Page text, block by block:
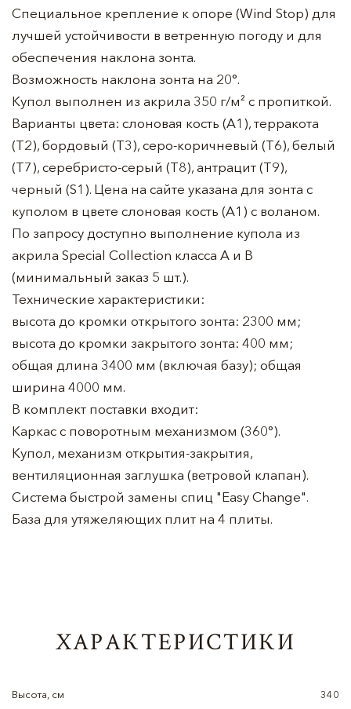
Специальное крепление к опоре (Wind Stop) для
лучшей устойчивости в ветренную погоду и для
обеспечения наклона зонта.
Возможность наклона зонта на 20°.
Купол выполнен из акрила 350 г/м² с пропиткой.
Варианты цвета: слоновая кость (A1), терракота
(T2), бордовый (T3), серо-коричневый (T6), белый
(T7), серебристо-серый (T8), антрацит (T9),
черный (S1). Цена на сайте указана для зонта с
куполом в цвете слоновая кость (A1) с воланом.
По запросу доступно выполнение купола из
акрила Special Collection класса A и B
(минимальный заказ 5 шт.).
Технические характеристики:
высота до кромки открытого зонта: 2300 мм;
высота до кромки закрытого зонта: 400 мм;
общая длина 3400 мм (включая базу); общая
ширина 4000 мм.
В комплект поставки входит:
Каркас с поворотным механизмом (360°).
Купол, механизм открытия-закрытия,
вентиляционная заглушка (ветровой клапан).
Система быстрой замены спиц "Easy Change".
База для утяжеляющих плит на 4 плиты.
ХАРАКТЕРИСТИКИ
Высота, см 340